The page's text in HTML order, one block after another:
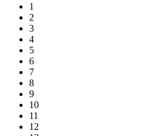
1
2
3
4
5
6
7
8
9
10
11
12